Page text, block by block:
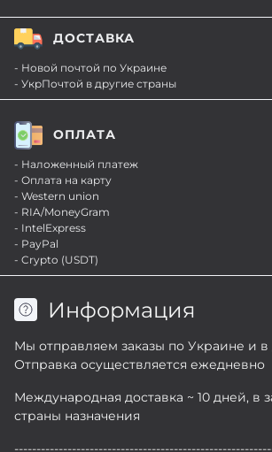
ДОСТАВКА
- Новой почтой по Украине
- УкрПочтой в другие страны
ОПЛАТА
- Наложенный платеж
- Оплата на карту
- Western union
- RIA/MoneyGram
- IntelExpress
- PayPal
- Crypto (USDT)
Информация
Мы отправляем заказы по Украине и в
Отправка осуществляется ежедневно
Международная доставка ~ 10 дней, в
страны назначения